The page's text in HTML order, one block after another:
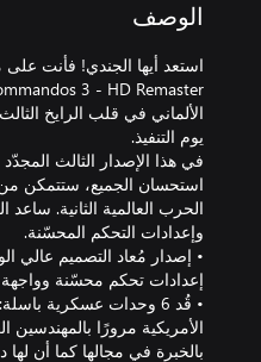
الوصف
استعد أيها الجندي! فأنت
الألماني في قلب الرايخ
في هذا الإصدار الثالث
استحسان الجميع، ستتمكن من
الحرب العالمية الثانية.
• إصدار مُعاد التصميم عالي
• قُد 6 وحدات عسكرية
الأمريكية مرورًا